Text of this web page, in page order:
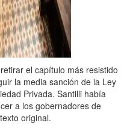
el capítulo más resistido
la media sanción de la Ley
Privada. Santilli había
a los gobernadores de
original.